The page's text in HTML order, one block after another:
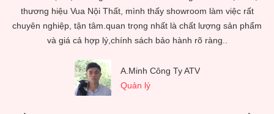
Tôi cùng vợ mình qua showroom gần nhà mới ở Lê Đại Hành.Qủa
nhiên với các sản phẩm bài trí tại showroom tôi và vợ đã lựa chọn
được sản phẩm ưng ý và kèm thêm dịch vụ thiết kế và thi công
Nội Thất,tôi rất hài lòng về sản phẩm cũng như dịch vụ bên quý
công ty...